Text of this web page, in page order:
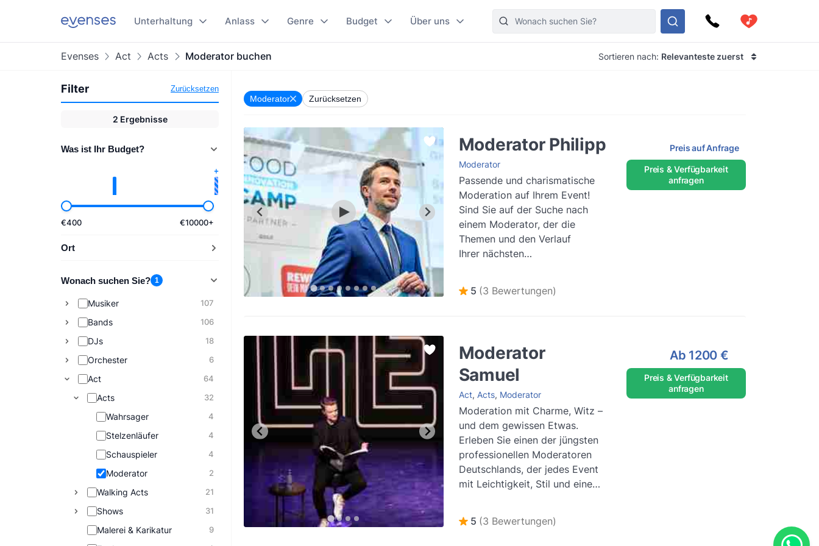
Unterhaltung Anlass Genre Budget Über uns
Evenses Act Acts Moderator buchen Sortieren nach: Relevanteste zuerst
Filter Zurücksetzen
2 Ergebnisse
Was ist Ihr Budget?
€400 €10000+
Ort
Wonach suchen Sie? 1
Musiker 107
Bands 106
DJs 18
Orchester 6
Act 64
Acts 32
Wahrsager 4
Stelzenläufer 4
Schauspieler 4
Moderator 2
Walking Acts 21
Shows 31
Malerei & Karikatur 9
Moderator Zurücksetzen
Moderator Philipp
Moderator
Passende und charismatische
Moderation auf Ihrem Event!
Sind Sie auf der Suche nach
einem Moderator, der die
Themen und den Verlauf
Ihrer nächsten
angemessen anmoderiert? ...
Weiterlesen
5 (3 Bewertungen)
Preis auf Anfrage
Preis & Verfügbarkeit
anfragen
Moderator
Samuel
Act, Acts, Moderator
Moderation mit Charme, Witz –
und dem gewissen Etwas.
Erleben Sie einen der jüngsten
professionellen Moderatoren
Deutschlands, der jedes Event
mit Leichtigkeit, Stil und einem
5 (3 Bewertungen)
Ab 1200 €
Preis & Verfügbarkeit
anfragen